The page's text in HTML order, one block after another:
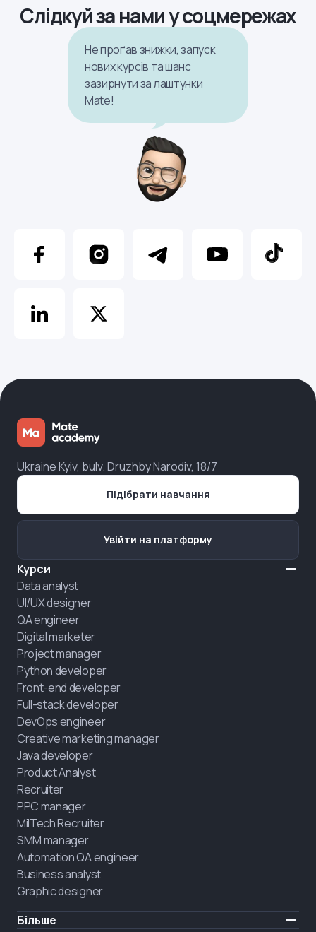
Слідкуй за нами у соцмережах
Не проґав знижки, запуск
нових курсів та шанс
зазирнути за лаштунки
Mate!
Ukraine Kyiv, bulv. Druzhby Narodiv, 18/7
Курси
Data analyst
UI/UX designer
QA engineer
Digital marketer
Project manager
Python developer
Front-end developer
Full-stack developer
DevOps engineer
Creative marketing manager
Java developer
Product Analyst
Recruiter
PPC manager
MilTech Recruiter
SMM manager
Automation QA engineer
Business analyst
Graphic designer
Більше
Підібрати навчання
Увійти на платформу